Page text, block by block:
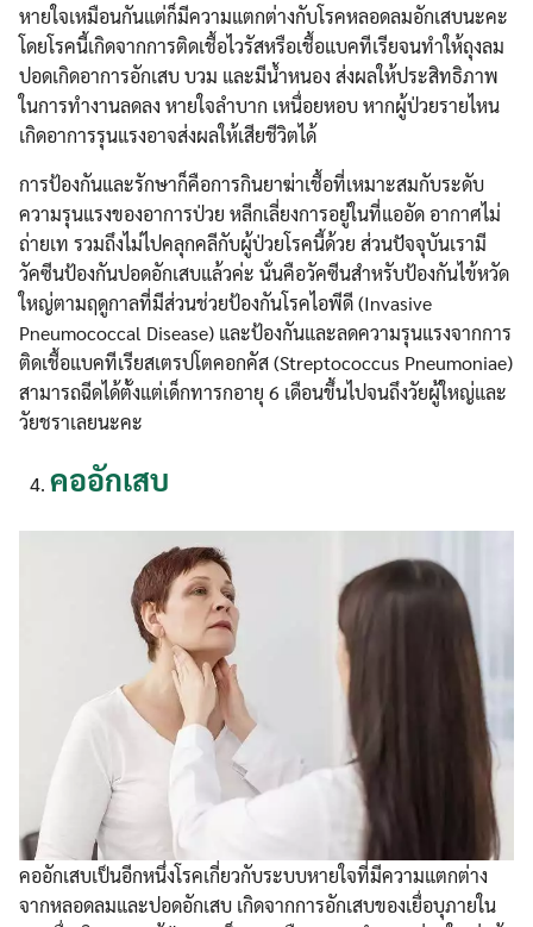
หายใจเหมือนกันแต่ก็มีความแตกต่างกับโรคหลอดลมอักเสบนะคะ
โดยโรคนี้เกิดจากการติดเชื้อไวรัสหรือเชื้อแบคทีเรียจนทำให้ถุงลม
ปอดเกิดอาการอักเสบ บวม และมีน้ำหนอง ส่งผลให้ประสิทธิภาพ
ในการทำงานลดลง หายใจลำบาก เหนื่อยหอบ หากผู้ป่วยรายไหน
เกิดอาการรุนแรงอาจส่งผลให้เสียชีวิตได้
การป้องกันและรักษาก็คือการกินยาฆ่าเชื้อที่เหมาะสมกับระดับ
ความรุนแรงของอาการป่วย หลีกเลี่ยงการอยู่ในที่แออัด อากาศไม่
ถ่ายเท รวมถึงไม่ไปคลุกคลีกับผู้ป่วยโรคนี้ด้วย ส่วนปัจจุบันเรามี
วัคซีนป้องกันปอดอักเสบแล้วค่ะ นั่นคือวัคซีนสำหรับป้องกันไข้หวัด
ใหญ่ตามฤดูกาลที่มีส่วนช่วยป้องกันโรคไอพีดี (Invasive
Pneumococcal Disease) และป้องกันและลดความรุนแรงจากการ
ติดเชื้อแบคทีเรียสเตรปโตคอกคัส (Streptococcus Pneumoniae)
สามารถฉีดได้ตั้งแต่เด็กทารกอายุ 6 เดือนขึ้นไปจนถึงวัยผู้ใหญ่และ
วัยชราเลยนะคะ
คออักเสบ
คออักเสบเป็นอีกหนึ่งโรคเกี่ยวกับระบบหายใจที่มีความแตกต่าง
จากหลอดลมและปอดอักเสบ เกิดจากการอักเสบของเยื่อบุภายใน